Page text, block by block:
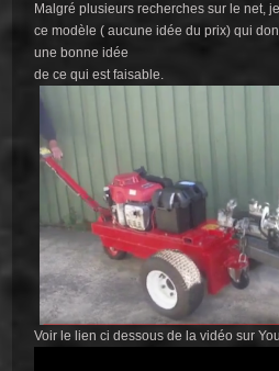
Malgré plusieurs recherches sur le net,
ce modèle ( aucune idée du prix) qui
une bonne idée
de ce qui est faisable.
Voir le lien ci dessous de la vidéo sur